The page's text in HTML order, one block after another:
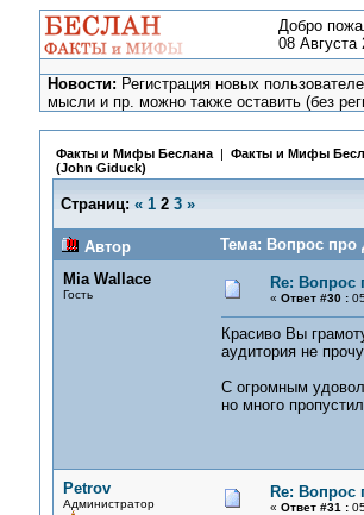
Добро
08 Августа
Новости: Регистрация новых
мысли и пр. можно также оставить (без
Факты и Мифы Беслана| Факты и Мифы
(John Giduck)
Страниц: « 1 2 3 »
Автор
Тема: Вопрос про
Mia Wallace
Гость
Re: Вопрос
« Ответ #30 :
Красиво Вы
аудитория не
С огромным
но много
Petrov
Администратор
Re: Вопрос
« Ответ #31 :